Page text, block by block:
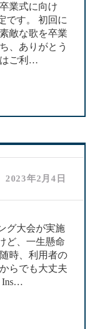
業式に向け
です。 初回に
敵な歌を卒業
、ありがとう
はご利…
2023年2月4日
グ大会が実施
ど、一生懸命
時、利用者の
らでも大丈夫
Ins…